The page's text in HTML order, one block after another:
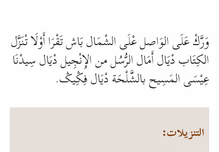
وَرَّكْ عَلَى الوَاصل عْلَى الشْمَال بَاش تَقْرَا أَوْلَا تْنَزَّل
الكِتَاب دْيَال أَمَال الرُّسُل من الإِنْجِيل دْيَال سِيدْنَا
عِيْسَى المَسِيح بالشَّلْحَة دْيَال فِݣِيݣ.
التنزيلات: